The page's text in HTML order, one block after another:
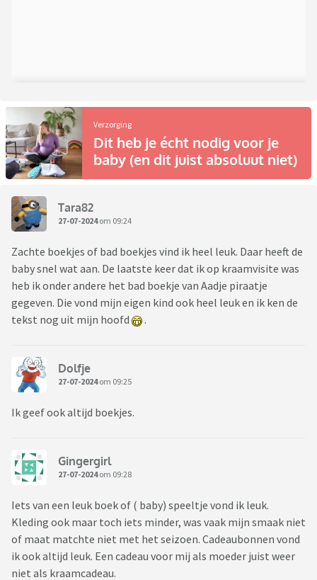
Verzorging
Dit heb je écht nodig voor je
baby (en dit juist absoluut niet)
Tara82
27-07-2024om 09:24
Zachte boekjes of bad boekjes vind ik heel leuk. Daar heeft de
baby snel wat aan. De laatste keer dat ik op kraamvisite was
heb ik onder andere het bad boekje van Aadje piraatje
gegeven. Die vond mijn eigen kind ook heel leuk en ik ken de
tekst nog uit mijn hoofd
.
Dolfje
27-07-2024om 09:25
Ik geef ook altijd boekjes.
Gingergirl
27-07-2024om 09:28
Iets van een leuk boek of ( baby) speeltje vond ik leuk.
Kleding ook maar toch iets minder, was vaak mijn smaak niet
of maat matchte niet met het seizoen. Cadeaubonnen vond
ik ook altijd leuk. Een cadeau voor mij als moeder juist weer
niet als kraamcadeau.